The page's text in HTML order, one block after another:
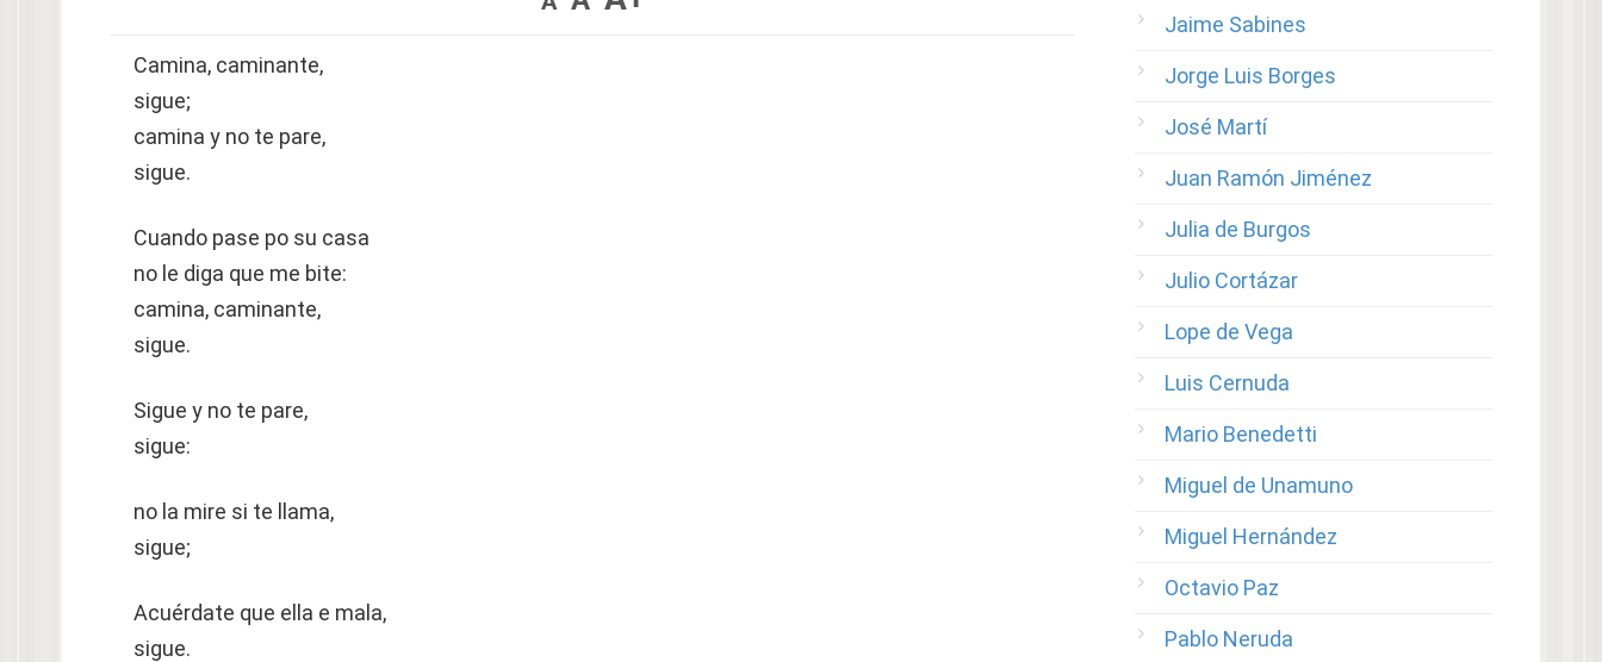
Camina, caminante,
sigue;
camina y no te pare,
sigue.
Cuando pase po su casa
no le diga que me bite:
camina, caminante,
sigue.
Sigue y no te pare,
sigue:
no la mire si te llama,
sigue;
Acuérdate que ella e mala,
sigue.
Jaime Sabines
Jorge Luis Borges
José Martí
Juan Ramón Jiménez
Julia de Burgos
Julio Cortázar
Lope de Vega
Luis Cernuda
Mario Benedetti
Miguel de Unamuno
Miguel Hernández
Octavio Paz
Pablo Neruda